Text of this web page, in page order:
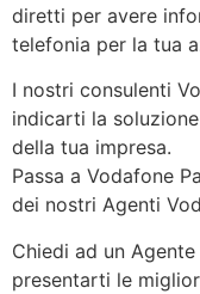
diretti per avere
telefonia per la tua
I nostri consulenti
indicarti la
della tua impresa.
Passa a Vodafone
dei nostri Agenti
Chiedi ad un Agente
presentarti le